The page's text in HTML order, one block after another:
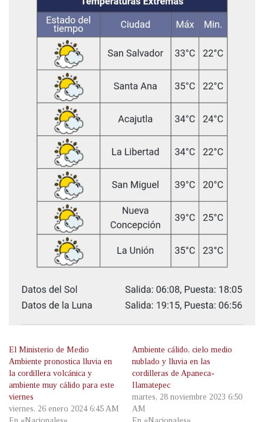
El Ministerio de Medio
Ambiente pronostica lluvia en
la cordillera volcánica y
ambiente muy cálido para este
viernes
viernes, 26 enero 2024 6:45 AM
Ambiente cálido, cielo medio
nublado y lluvia en las
cordilleras de Apaneca-
Ilamatepec
martes, 28 noviembre 2023 6:50
AM